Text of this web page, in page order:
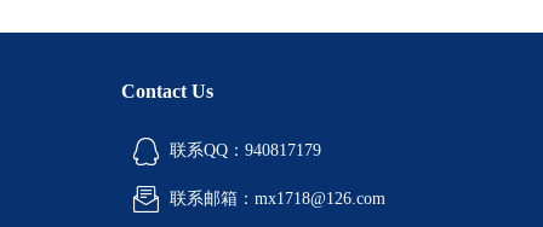
Contact Us
联系QQ：940817179
联系邮箱：mx1718@126.com